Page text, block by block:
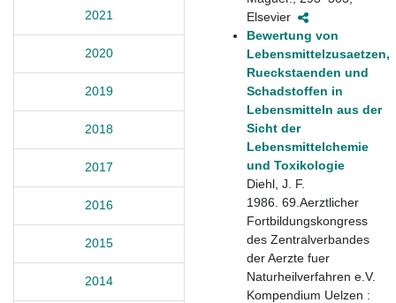
2021
2020
2019
2018
2017
2016
2015
2014
Elsevier
Bewertung von
Lebensmittelzusaetzen,
Rueckstaenden und
Schadstoffen in
Lebensmitteln aus der
Sicht der
Lebensmittelchemie
und Toxikologie
Diehl, J. F.
1986. 69.Aerztlicher
Fortbildungskongress
des Zentralverbandes
der Aerzte fuer
Naturheilverfahren e.V.
Kompendium Uelzen :